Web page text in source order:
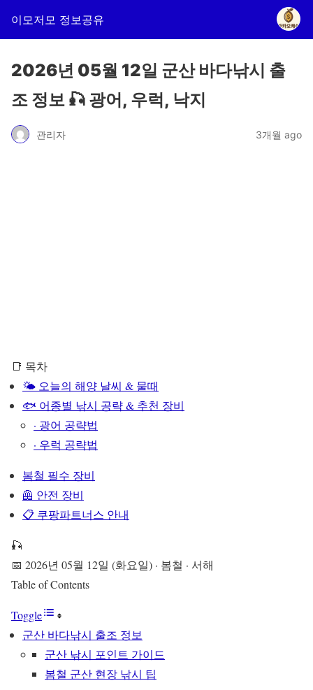
이모저모 정보공유
2026년 05월 12일 군산 바다낚시 출
조 정보 🎣 광어, 우럭, 낙지
관리자 3개월 ago
📑 목차
🌤️ 오늘의 해양 날씨 & 물때
🐟 어종별 낚시 공략 & 추천 장비
· 광어 공략법
· 우럭 공략법
봄철 필수 장비
🦺 안전 장비
📋 쿠팡파트너스 안내
🎣
📅 2026년 05월 12일 (화요일) · 봄철 · 서해
Table of Contents
Toggle
군산 바다낚시 출조 정보
군산 낚시 포인트 가이드
봄철 군산 현장 낚시 팁